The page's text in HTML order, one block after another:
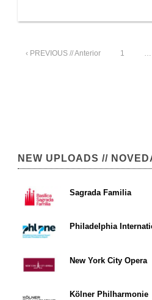
‹ PREVIOUS // Anterior 1 …
NEW UPLOADS //
Sagrada Familia
Philadelphia
New York City Opera
Kölner Philharmonie